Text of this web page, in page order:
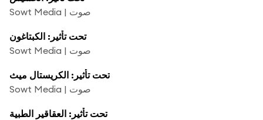
Sowt Media | صوت
تحت تأثير: الكبتاغون
Sowt Media | صوت
تحت تأثير: الكريستال ميث
Sowt Media | صوت
تحت تأثير: العقاقير الطبية